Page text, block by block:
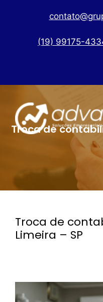
(19) 99175-
Troca de
Troca de
Limeira – SP